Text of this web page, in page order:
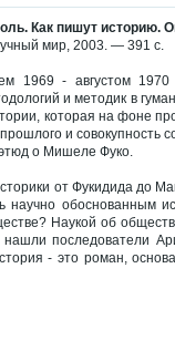
Как пишут историю.
мир, 2003. — 391 с.
1969 - августом
и методик в
которая на фоне
и совокупность
этюд о Мишеле Фуко.
от Фукидида до
научно обоснованным
Наукой об
последователи
- это роман,